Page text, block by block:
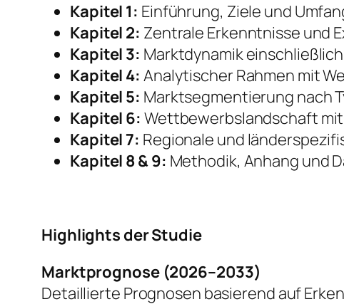
Kapitel 1: Einführung, Ziele und
Kapitel 2: Zentrale Erkenntnisse und
Kapitel 3: Marktdynamik
Kapitel 4: Analytischer Rahmen mit
Kapitel 5: Marktsegmentierung nach
Kapitel 6: Wettbewerbslandschaft
Kapitel 7: Regionale und
Kapitel 8 & 9: Methodik, Anhang und
Highlights der Studie
Marktprognose (2026–2033)
Detaillierte Prognosen basierend auf